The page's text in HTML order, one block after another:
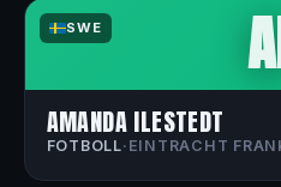
SWE
AMANDA ILESTEDT
FOTBOLL· EINTRACHT